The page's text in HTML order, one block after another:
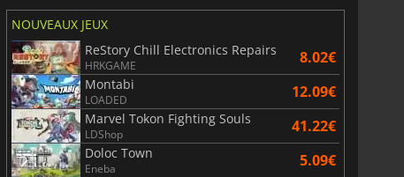
NOUVEAUX JEUX
ReStory Chill Electronics Repairs
HRKGAME 8.02€
Montabi
LOADED 12.09€
Marvel Tokon Fighting Souls
LDShop 41.22€
Doloc Town
Eneba 5.09€